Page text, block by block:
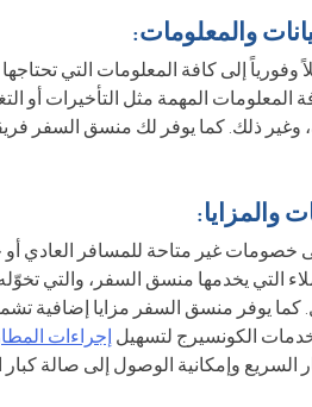
إلى كافة المعلومات التي تحتاجها
المعلومات المهمة مثل التأخيرات أو
وغير ذلك. كما يوفر لك منسق السفر
غير متاحة للمسافر العادي أو
التي يخدمها منسق السفر، والتي
كما يوفر منسق السفر مزايا إضافية
الكونسيرج لتسهيل إجراءات
السريع وإمكانية الوصول إلى صالة